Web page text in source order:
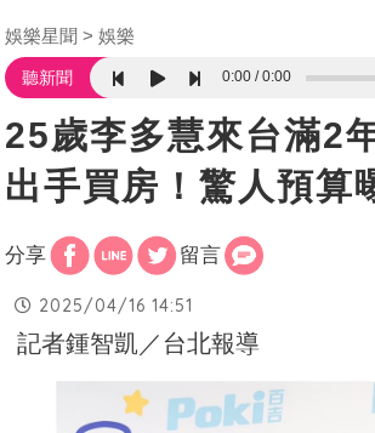
娛樂星聞 娛樂
聽新聞 0:00 0:00
25歲李多慧來台滿2
出手買房！驚人預算
分享 留言
2025/04/16 14:51
記者鍾智凱／台北報導